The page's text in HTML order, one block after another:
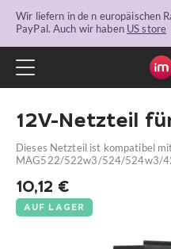
Wir liefern in de n europäischen
PayPal. Auch wir haben US store
12V-Netzteil
Dieses Netzteil ist kompatibel
MAG522/522w3/524/524w3/
10,12 €
AUF LAGER